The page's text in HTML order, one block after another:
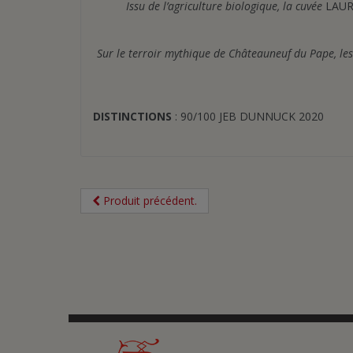
Issu de l’agriculture biologique, la cuvée
Sur le terroir mythique de Châteauneuf du Pape,
DISTINCTIONS : 90/100 JEB DUNNUCK 2020
Produit précédent.